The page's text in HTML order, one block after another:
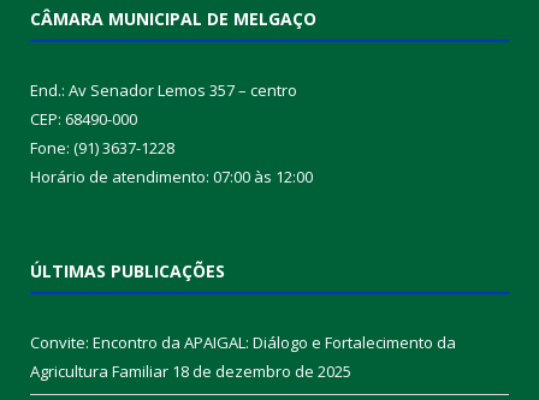
CÂMARA MUNICIPAL DE MELGAÇO
End.: Av Senador Lemos 357 – centro
CEP: 68490-000
Fone: (91) 3637-1228
Horário de atendimento: 07:00 às 12:00
ÚLTIMAS PUBLICAÇÕES
Convite: Encontro da APAIGAL: Diálogo e Fortalecimento da
Agricultura Familiar 18 de dezembro de 2025